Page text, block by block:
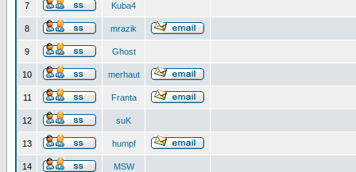
7 Kuba4
8 mrazik
9 Ghost
10 merhaut
11 Franta
12 suK
13 humpf
14 MSW